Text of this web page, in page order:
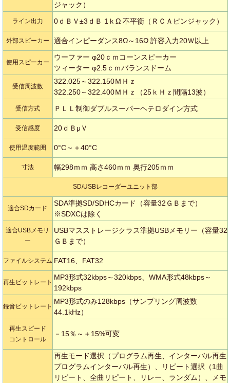
ジャック）
ライン出力 0ｄＢＶ±3ｄＢ 1ｋΩ 不平衡（ＲＣＡピンジャック）
外部スピーカー 適合インピーダンス8Ω～16Ω 許容入力20Ｗ以上
使用スピーカー
ウーファー φ20ｃｍコーンスピーカー
ツィーター φ2.5ｃｍバランスドーム
受信周波数
322.025～322.150ＭＨｚ
322.250～322.400ＭＨｚ（25ｋＨｚ間隔13波）
受信方式 ＰＬＬ制御ダブルスーパーヘテロダイン方式
受信感度 20ｄＢμＶ
使用温度範囲 0°C～＋40°C
寸法 幅298ｍｍ 高さ460ｍｍ 奥行205ｍｍ
SD/USBレコーダーユニット部
適合SDカード
SDA準拠SD/SDHCカード（容量32ＧＢまで）
※SDXCは除く
適合USBメモリ
ー
USBマスストレージクラス準拠USBメモリー（容量32
ＧＢまで）
ファイルシステム FAT16、FAT32
再生ビットレート
MP3形式32kbps～320kbps、WMA形式48kbps～
192kbps
録音ビットレート
MP3形式のみ128kbps（サンプリング周波数
44.1kHz）
再生スピード
コントロール
－15％～＋15%可変
再生モード選択（プログラム再生、インターバル再生
プログラムインターバル再生）、リピート選択（1曲
リピート、全曲リピート、リレー、ランダム）、メモ